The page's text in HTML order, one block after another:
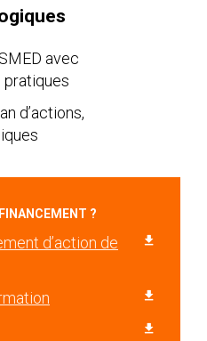
avec
d’actions,
?
d’action de